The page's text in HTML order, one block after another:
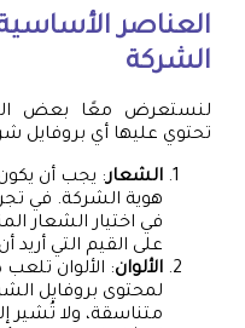
العناصر
الشركة
لنستعرض معًا بعض
تحتوي عليها أي بروفايل
الشعار: يجب أن
هوية الشركة. في
في اختيار الشعار
على القيم التي
الألوان: الألوان
لمحتوى بروفايل
متناسقة، ولا